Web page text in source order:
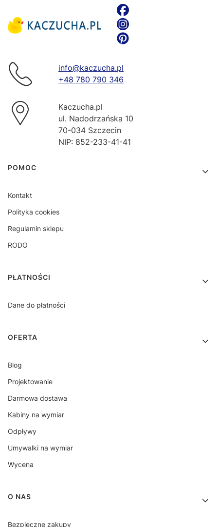
info@kaczucha.pl
+48 780 790 346
Kaczucha.pl
ul. Nadodrzańska 10
70-034 Szczecin
NIP: 852-233-41-41
Linki w stopce
POMOC
Kontakt
Polityka cookies
Regulamin sklepu
RODO
PŁATNOŚCI
Dane do płatności
OFERTA
Blog
Projektowanie
Darmowa dostawa
Kabiny na wymiar
Odpływy
Umywalki na wymiar
Wycena
O NAS
Bezpieczne zakupy